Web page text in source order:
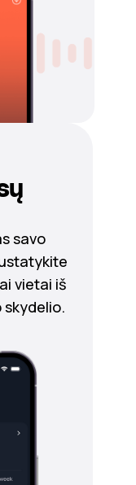
savo
vietai iš
skydelio.